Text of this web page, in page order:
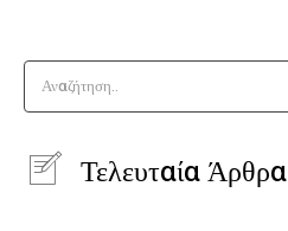
Αναζήτηση..
Τελευταία Άρθρα